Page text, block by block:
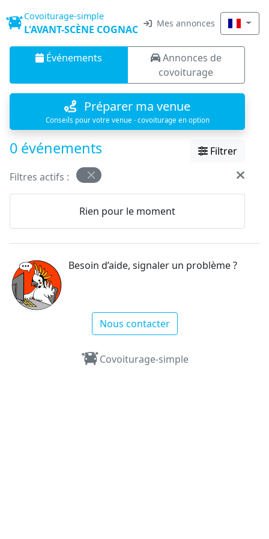
Covoiturage-simple
L'AVANT-SCÈNE COGNAC Mes annonces
Événements
Annonces de
covoiturage
Préparer ma venue
Conseils pour votre venue · covoiturage en option
0 événements
Filtrer
Filtres actifs :
Rien pour le moment
Besoin d’aide, signaler un problème ?
Nous contacter
Covoiturage-simple